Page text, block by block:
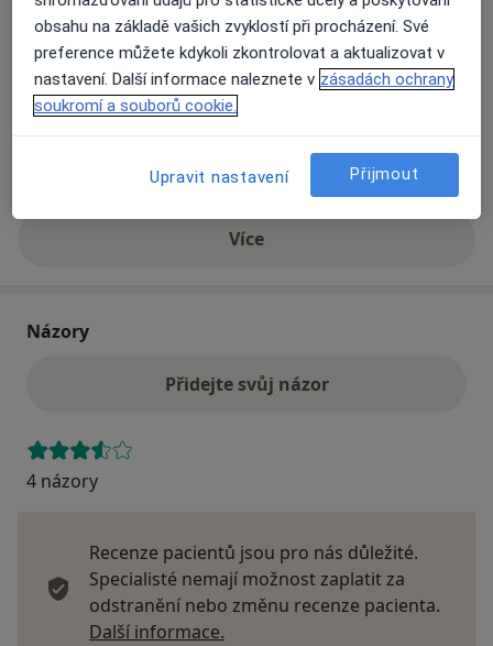
Přiblížit mapuse otevře v nové záložce
Víceo adrese
Názory
Přidejte svůj názor
4 názory
Recenze pacientů jsou pro nás důležité.
Specialisté nemají možnost zaplatit za
odstranění nebo změnu recenze pacienta.
Další informace.
obsahu na základě vašich zvyklostí při procházení. Své
preference můžete kdykoli zkontrolovat a aktualizovat v
nastavení. Další informace naleznete v zásadách ochrany
soukromí a souborů cookie.
Upravit nastavení Přijmout